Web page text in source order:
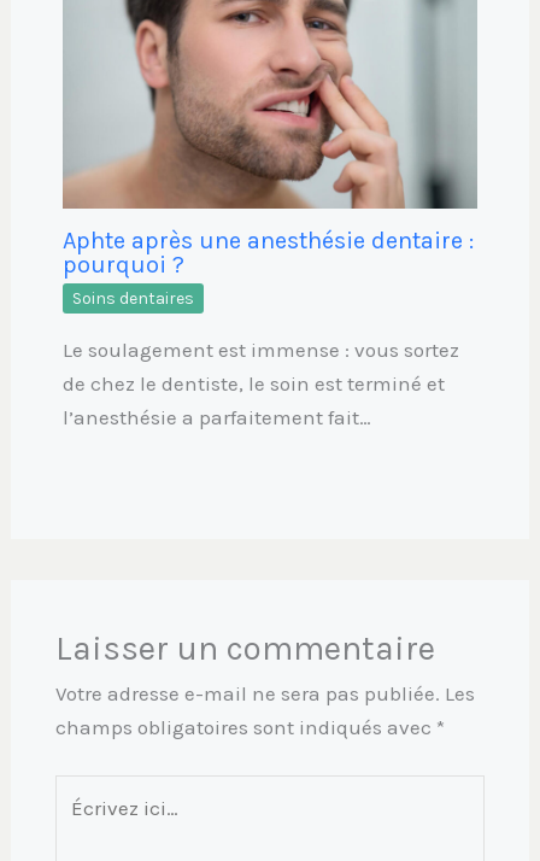
Aphte après une anesthésie dentaire :
pourquoi ?
Soins dentaires
Le soulagement est immense : vous sortez
de chez le dentiste, le soin est terminé et
l’anesthésie a parfaitement fait…
Laisser un commentaire
Votre adresse e-mail ne sera pas publiée. Les
champs obligatoires sont indiqués avec *